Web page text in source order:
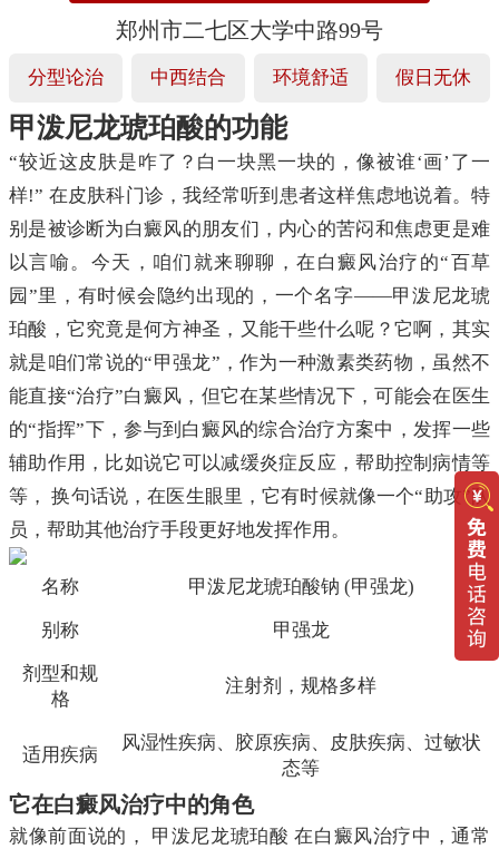
郑州市二七区大学中路99号
分型论治 中西结合 环境舒适 假日无休
甲泼尼龙琥珀酸的功能
“较近这皮肤是咋了？白一块黑一块的，像被谁‘画’了一
样!” 在皮肤科门诊，我经常听到患者这样焦虑地说着。特
别是被诊断为白癜风的朋友们，内心的苦闷和焦虑更是难
以言喻。今天，咱们就来聊聊，在白癜风治疗的“百草
园”里，有时候会隐约出现的，一个名字——甲泼尼龙琥
珀酸，它究竟是何方神圣，又能干些什么呢？它啊，其实
就是咱们常说的“甲强龙”，作为一种激素类药物，虽然不
能直接“治疗”白癜风，但它在某些情况下，可能会在医生
的“指挥”下，参与到白癜风的综合治疗方案中，发挥一些
辅助作用，比如说它可以减缓炎症反应，帮助控制病情等
等， 换句话说，在医生眼里，它有时候就像一个“助攻”队
员，帮助其他治疗手段更好地发挥作用。
名称 甲泼尼龙琥珀酸钠 (甲强龙)
别称 甲强龙
剂型和规
格
注射剂，规格多样
适用疾病
风湿性疾病、胶原疾病、皮肤疾病、过敏状
态等
它在白癜风治疗中的角色
就像前面说的， 甲泼尼龙琥珀酸 在白癜风治疗中，通常